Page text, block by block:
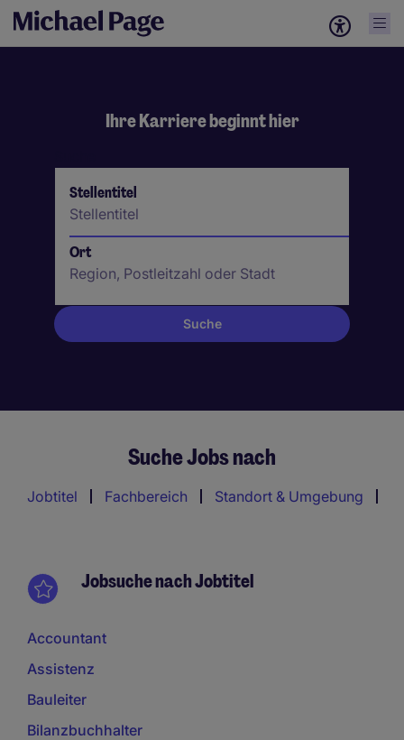
Ihre Karriere beginnt hier
Stellentitel
Ort
Suche Jobs nach
Jobtitel Fachbereich Standort & Umgebung
Jobsuche nach Jobtitel
Accountant
Assistenz
Bauleiter
Bilanzbuchhalter